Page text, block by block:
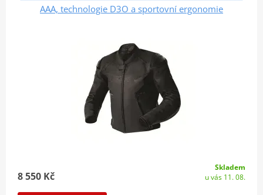
AAA, technologie D3O a sportovní ergonomie
8 550 Kč
Skladem
u vás 11. 08.